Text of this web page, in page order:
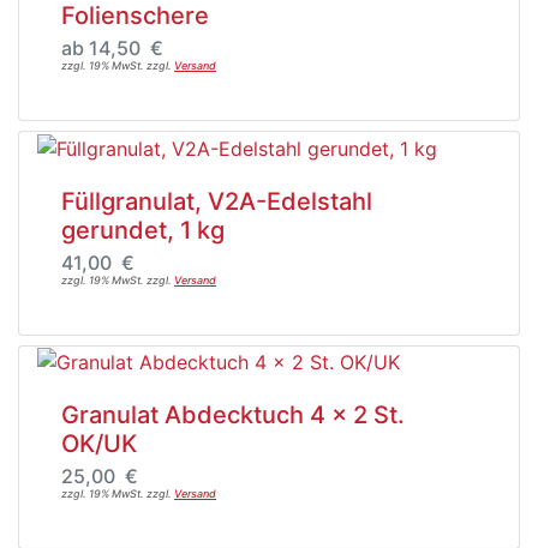
Folienschere
ab 14,50 €
zzgl. 19% MwSt. zzgl. Versand
Füllgranulat, V2A-Edelstahl
gerundet, 1 kg
41,00 €
zzgl. 19% MwSt. zzgl. Versand
Granulat Abdecktuch 4 x 2 St.
OK/UK
25,00 €
zzgl. 19% MwSt. zzgl. Versand